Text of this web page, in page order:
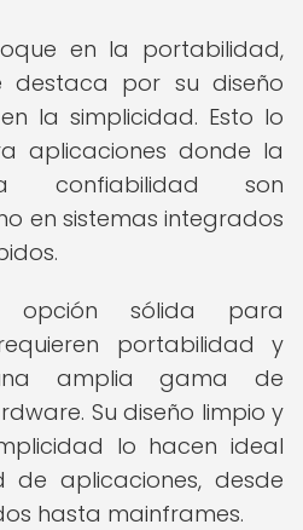
en la portabilidad,
destaca por su diseño
la simplicidad. Esto lo
aplicaciones donde la
confiabilidad son
en sistemas integrados
opción sólida para
portabilidad y
amplia gama de
Su diseño limpio y
lo hacen ideal
aplicaciones, desde
hasta mainframes.